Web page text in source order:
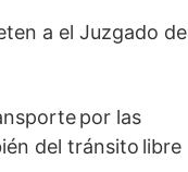
a el Juzgado de
por las
del tránsito libre